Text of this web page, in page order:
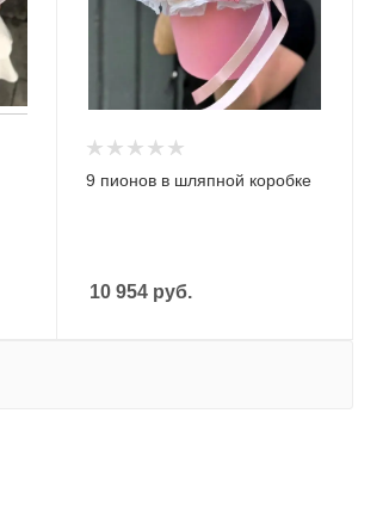
9 пионов в шляпной коробке
10 954руб.